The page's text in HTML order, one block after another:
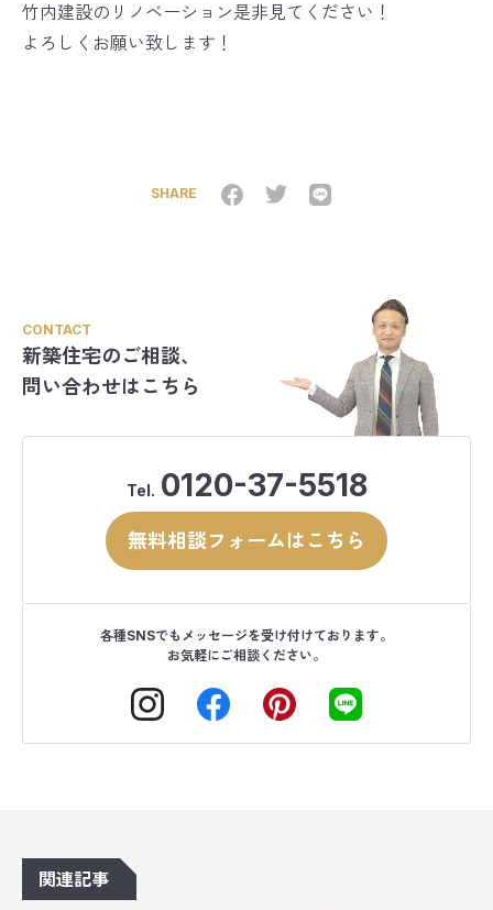
竹内建設のリノベーション是非見てください！
よろしくお願い致します！
SHARE
CONTACT
新築住宅のご相談、
問い合わせはこちら
Tel. 0120-37-5518
無料相談フォームはこちら
各種SNSでもメッセージを受け付けております。
お気軽にご相談ください。
関連記事